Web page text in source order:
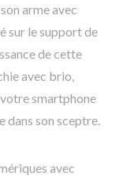
arme avec
sur le support de
de cette
avec brio,
smartphone
dans son sceptre.
avec